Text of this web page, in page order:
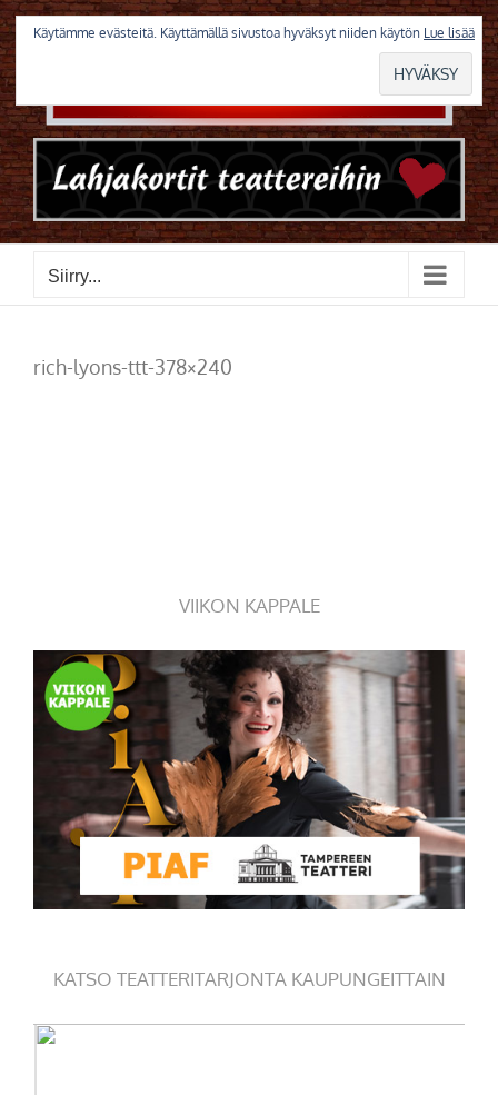
Skip
to
content
Siirry...
rich-lyons-ttt-378×240
VIIKON KAPPALE
KATSO TEATTERITARJONTA KAUPUNGEITTAIN
Käytämme evästeitä. Käyttämällä sivustoa hyväksyt niiden käytön Lue lisää